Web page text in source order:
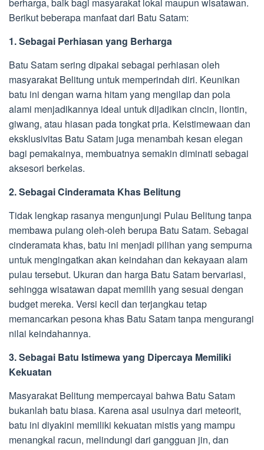
berharga, baik bagi masyarakat lokal maupun wisatawan.
Berikut beberapa manfaat dari Batu Satam:
1. Sebagai Perhiasan yang Berharga
Batu Satam sering dipakai sebagai perhiasan oleh
masyarakat Belitung untuk memperindah diri. Keunikan
batu ini dengan warna hitam yang mengilap dan pola
alami menjadikannya ideal untuk dijadikan cincin, liontin,
giwang, atau hiasan pada tongkat pria. Keistimewaan dan
eksklusivitas Batu Satam juga menambah kesan elegan
bagi pemakainya, membuatnya semakin diminati sebagai
aksesori berkelas.
2. Sebagai Cinderamata Khas Belitung
Tidak lengkap rasanya mengunjungi Pulau Belitung tanpa
membawa pulang oleh-oleh berupa Batu Satam. Sebagai
cinderamata khas, batu ini menjadi pilihan yang sempurna
untuk mengingatkan akan keindahan dan kekayaan alam
pulau tersebut. Ukuran dan harga Batu Satam bervariasi,
sehingga wisatawan dapat memilih yang sesuai dengan
budget mereka. Versi kecil dan terjangkau tetap
memancarkan pesona khas Batu Satam tanpa mengurangi
nilai keindahannya.
3. Sebagai Batu Istimewa yang Dipercaya Memiliki
Kekuatan
Masyarakat Belitung mempercayai bahwa Batu Satam
bukanlah batu biasa. Karena asal usulnya dari meteorit,
batu ini diyakini memiliki kekuatan mistis yang mampu
menangkal racun, melindungi dari gangguan jin, dan